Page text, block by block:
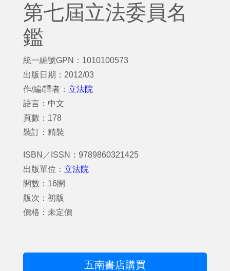
第七屆立法委員名
鑑
統一編號GPN：1010100573
出版日期：2012/03
作/編/譯者： 立法院
語言：中文
頁數：178
裝訂：精裝
ISBN／ISSN：9789860321425
出版單位： 立法院
開數：16開
版次：初版
價格：未定價
五南書店購買